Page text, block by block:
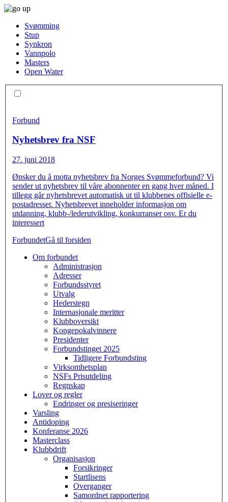
Svømming
Stup
Synkron
Vannpolo
Masters
Open Water
Forbund
Nyhetsbrev fra NSF
27. juni 2018
Ønsker du å motta nyhetsbrev fra Norges Svømmeforbund? Vi
sender ut nyhetsbrev til våre abonnenter en gang hver måned. I
tillegg går nyhetsbrevet automatisk ut til klubbenes offisielle e-
postadresser. Nyhetsbrevet inneholder informasjon om
utdanning, klubb-/lederutvikling, konkurranser osv. Er du
interessert
ForbundetGå til forsiden
Om forbundet
Administrasjon
Adresser
Forbundsstyret
Utvalg
Hederstegn
Internasjonale meritter
Klubboversikt
Kongepokalvinnere
Presidenter
Forbundstinget 2025
Tidligere Forbundsting
Virksomhetsplan
NSFs Prisutdeling
Regnskap
Lover og regler
Endringer og presiseringer
Varsling
Antidoping
Konferanse 2026
Masterclass
Klubbdrift
Organisasjon
Forsikringer
Startlisens
Overganger
Samordnet rapportering